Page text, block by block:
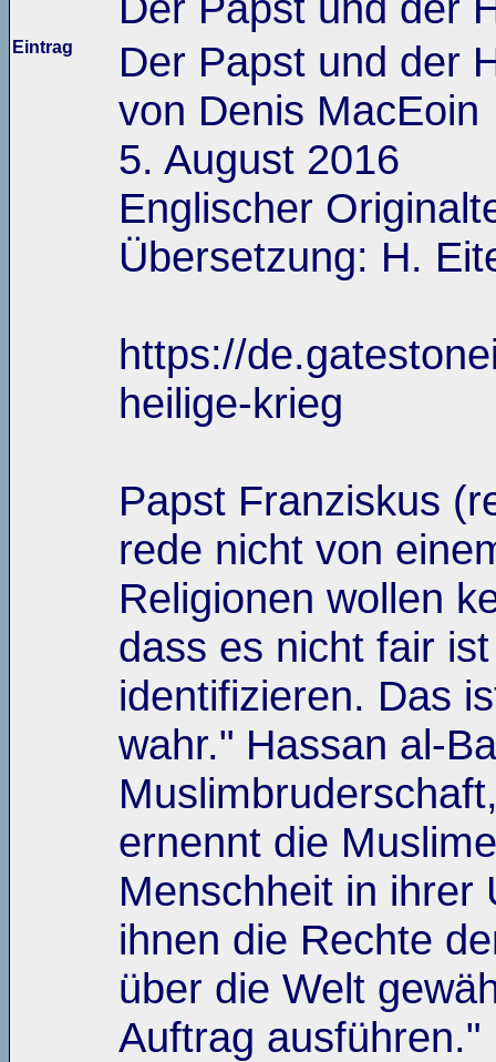
Eintrag
Der Papst und der
von Denis MacEoin
5. August 2016
Englischer
Übersetzung: H.
https://
heilige-krieg
Papst Franziskus
rede nicht von
Religionen wollen
dass es nicht fair
identifizieren. Das
wahr." Hassan al-
ernennt die
Menschheit in ihrer
ihnen die Rechte
über die Welt
Auftrag ausführen."